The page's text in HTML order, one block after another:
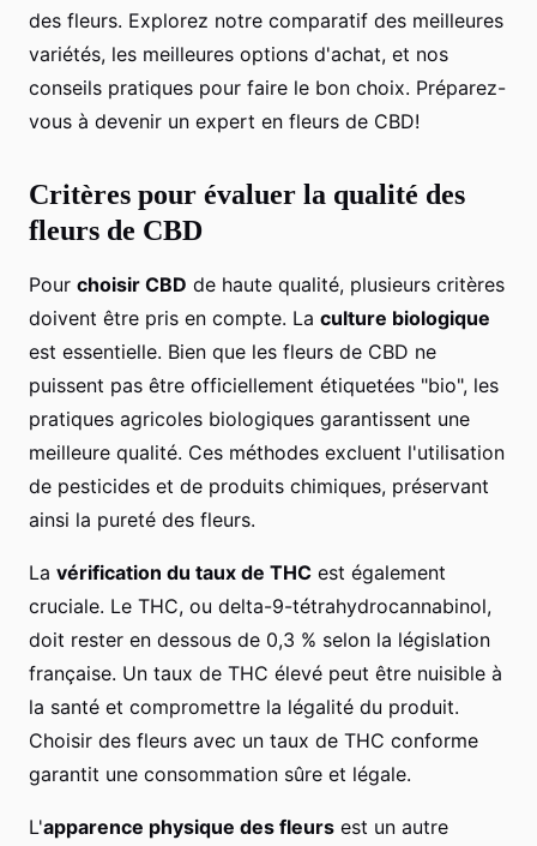
des fleurs. Explorez notre comparatif des meilleures
variétés, les meilleures options d'achat, et nos
conseils pratiques pour faire le bon choix. Préparez-
vous à devenir un expert en fleurs de CBD!
Critères pour évaluer la qualité des
fleurs de CBD
Pour choisir CBD de haute qualité, plusieurs critères
doivent être pris en compte. La culture biologique
est essentielle. Bien que les fleurs de CBD ne
puissent pas être officiellement étiquetées "bio", les
pratiques agricoles biologiques garantissent une
meilleure qualité. Ces méthodes excluent l'utilisation
de pesticides et de produits chimiques, préservant
ainsi la pureté des fleurs.
La vérification du taux de THC est également
cruciale. Le THC, ou delta-9-tétrahydrocannabinol,
doit rester en dessous de 0,3 % selon la législation
française. Un taux de THC élevé peut être nuisible à
la santé et compromettre la légalité du produit.
Choisir des fleurs avec un taux de THC conforme
garantit une consommation sûre et légale.
L'apparence physique des fleurs est un autre